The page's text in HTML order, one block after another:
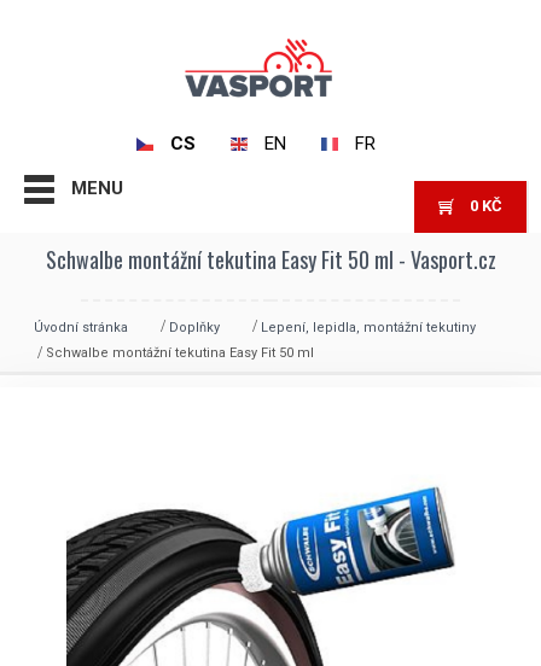
CS EN FR
MENU
0 KČ
Schwalbe montážní tekutina Easy Fit 50 ml - Vasport.cz
Úvodní stránka Doplňky
Lepení, lepidla, montážní tekutiny
Schwalbe montážní tekutina Easy Fit 50 ml